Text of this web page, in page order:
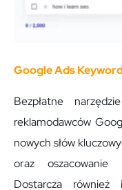
Google Ads
Bezpłatne
reklamodawców
nowych słów
oraz oszacowanie
Dostarcza